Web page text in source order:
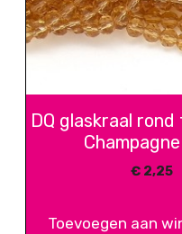
DQ glaskraal
€ 2,25
Toevoegen aan